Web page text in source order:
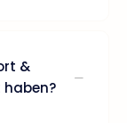
&
haben?